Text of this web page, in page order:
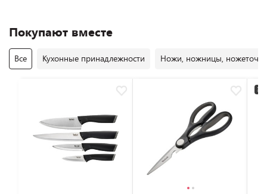
Покупают вместе
Все Кухонные принадлежности Ножи, ножницы, ножеточки